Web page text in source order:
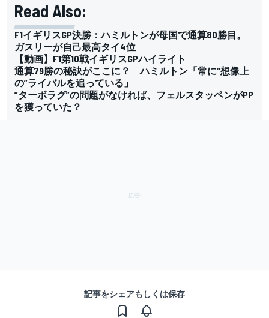
Read Also:
F1イギリスGP決勝：ハミルトンが母国で通算80勝目。
ガスリーが自己最高タイ4位
【動画】F1第10戦イギリスGPハイライト
通算79勝の秘訣がここに？ ハミルトン「常に“想像上
の”ライバルを追っている」
”ターボラグ”の問題がなければ、フェルスタッペンがPP
を獲っていた？
記事をシェアもしくは保存